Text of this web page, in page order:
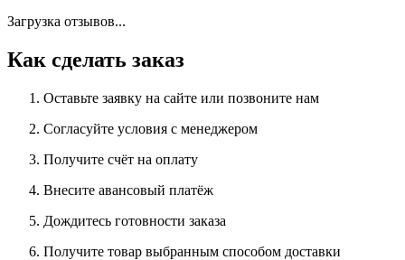
Загрузка отзывов...
Как сделать заказ
Оставьте заявку на сайте или позвоните нам
Согласуйте условия с менеджером
Получите счёт на оплату
Внесите авансовый платёж
Дождитесь готовности заказа
Получите товар выбранным способом доставки